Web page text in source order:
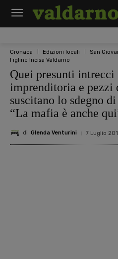
Cronaca Edizioni locali San
Figline Incisa Valdarno
Quei presunti
imprenditoria e pezzi
suscitano lo sdegno
“La mafia è anche
di Glenda Venturini 7 Luglio